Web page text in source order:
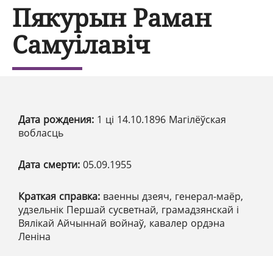
Пякурын Раман
Самуілавіч
Дата рождения: 1 ці 14.10.1896 Магілёўская
вобласць
Дата смерти: 05.09.1955
Краткая справка: ваенны дзеяч, генерал-маёр,
удзельнік Першай сусветнай, грамадзянскай і
Вялікай Айчыннай войнаў, кавалер ордэна
Леніна